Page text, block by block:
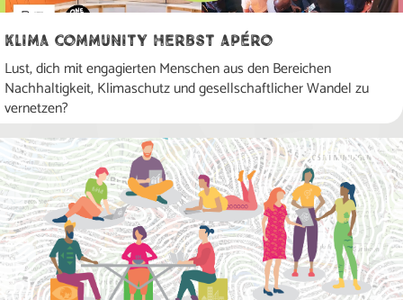
Klima Community Herbst Apéro
Lust, dich mit engagierten Menschen aus den Bereichen
Nachhaltigkeit, Klimaschutz und gesellschaftlicher Wandel zu
vernetzen?